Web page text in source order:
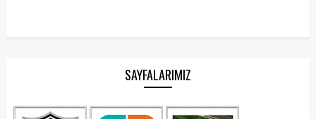
SAYFALARIMIZ